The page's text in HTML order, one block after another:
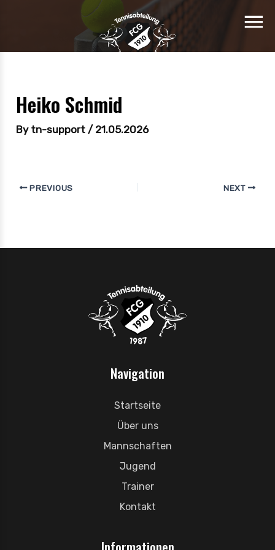
Heiko Schmid
By tn-support / 21.05.2026
PREVIOUS NEXT
Navigation
Startseite
Über uns
Mannschaften
Jugend
Trainer
Kontakt